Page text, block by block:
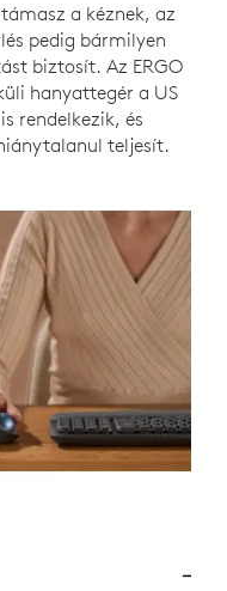
a kéznek, az
pedig bármilyen
biztosít. Az ERGO
hanyattegér a US
rendelkezik, és
teljesít.